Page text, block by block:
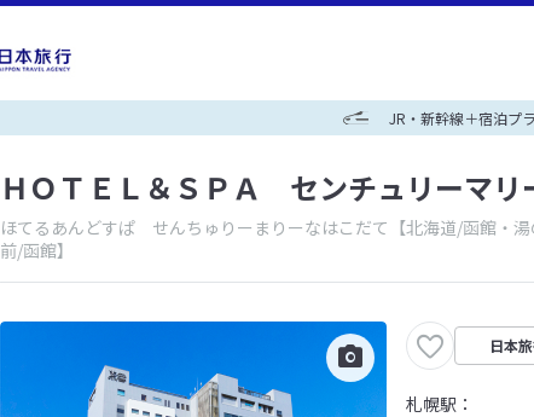
JR・新幹線＋宿泊プ
ＨＯＴＥＬ＆ＳＰＡ センチュリーマリ
ほてるあんどすぱ せんちゅりーまりーなはこだて 【北海道/函館・
前/函館】
日本
札幌駅：